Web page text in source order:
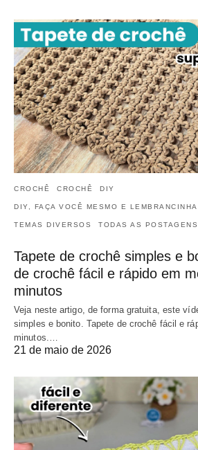
CROCHÊ CROCHÊ DIY
DIY, FAÇA VOCÊ MESMO E
TEMAS DIVERSOS TODAS AS POSTAGENS
Tapete de crochê simples e
de crochê fácil e rápido em
minutos
Veja neste artigo, de forma gratuita, este
simples e bonito. Tapete de crochê fácil e
minutos.…
21 de maio de 2026